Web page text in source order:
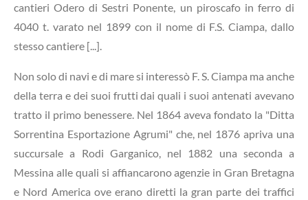
cantieri Odero di Sestri Ponente, un piroscafo in ferro di
4040 t. varato nel 1899 con il nome di F.S. Ciampa, dallo
stesso cantiere [...].
Non solo di navi e di mare si interessò F. S. Ciampa ma anche
della terra e dei suoi frutti dai quali i suoi antenati avevano
tratto il primo benessere. Nel 1864 aveva fondato la "Ditta
Sorrentina Esportazione Agrumi" che, nel 1876 apriva una
succursale a Rodi Garganico, nel 1882 una seconda a
Messina alle quali si affiancarono agenzie in Gran Bretagna
e Nord America ove erano diretti la gran parte dei traffici